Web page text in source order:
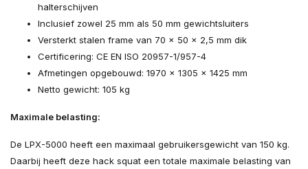
halterschijven
Inclusief zowel 25 mm als 50 mm gewichtsluiters
Versterkt stalen frame van 70 x 50 x 2,5 mm dik
Certificering: CE EN ISO 20957-1/957-4
Afmetingen opgebouwd: 1970 x 1305 x 1425 mm
Netto gewicht: 105 kg
Maximale belasting:
De LPX-5000 heeft een maximaal gebruikersgewicht van 150 kg.
Daarbij heeft deze hack squat een totale maximale belasting van